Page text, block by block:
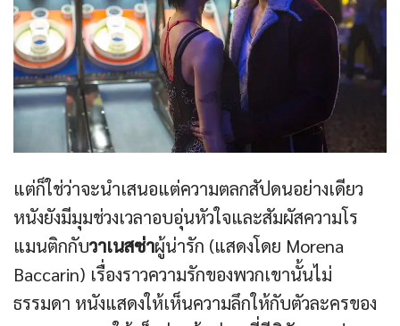
แต่ก็ใช่ว่าจะนำเสนอแต่ความตลกสัปดนอย่างเดียว
หนังยังมีมุมช่วงเวลาอบอุ่นหัวใจและสัมผัสความโร
แมนติกกับวาเนสซ่าผู้น่ารัก (แสดงโดย Morena
Baccarin) เรื่องราวความรักของพวกเขานั้นไม่
ธรรมดา หนังแสดงให้เห็นความลึกให้กับตัวละครของ